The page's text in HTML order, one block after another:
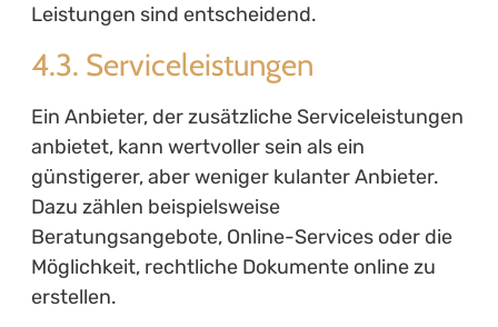
Leistungen sind entscheidend.
4.3. Serviceleistungen
Ein Anbieter, der zusätzliche Serviceleistungen
anbietet, kann wertvoller sein als ein
günstigerer, aber weniger kulanter Anbieter.
Dazu zählen beispielsweise
Beratungsangebote, Online-Services oder die
Möglichkeit, rechtliche Dokumente online zu
erstellen.